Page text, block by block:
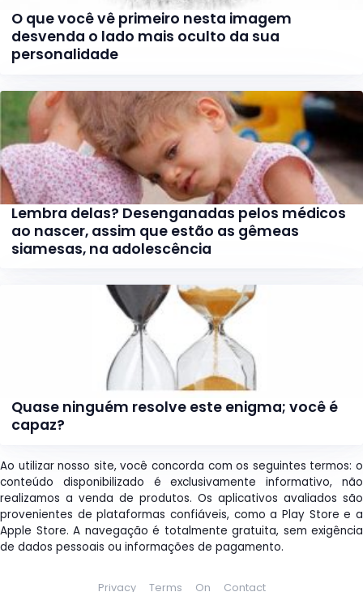
O que você vê primeiro nesta imagem
desvenda o lado mais oculto da sua
personalidade
Lembra delas? Desenganadas pelos médicos
ao nascer, assim que estão as gêmeas
siamesas, na adolescência
Quase ninguém resolve este enigma; você é
capaz?
Ao utilizar nosso site, você concorda com os seguintes termos: o
conteúdo disponibilizado é exclusivamente informativo, não
realizamos a venda de produtos. Os aplicativos avaliados são
provenientes de plataformas confiáveis, como a Play Store e a
Apple Store. A navegação é totalmente gratuita, sem exigência
de dados pessoais ou informações de pagamento.
Privacy Terms On Contact